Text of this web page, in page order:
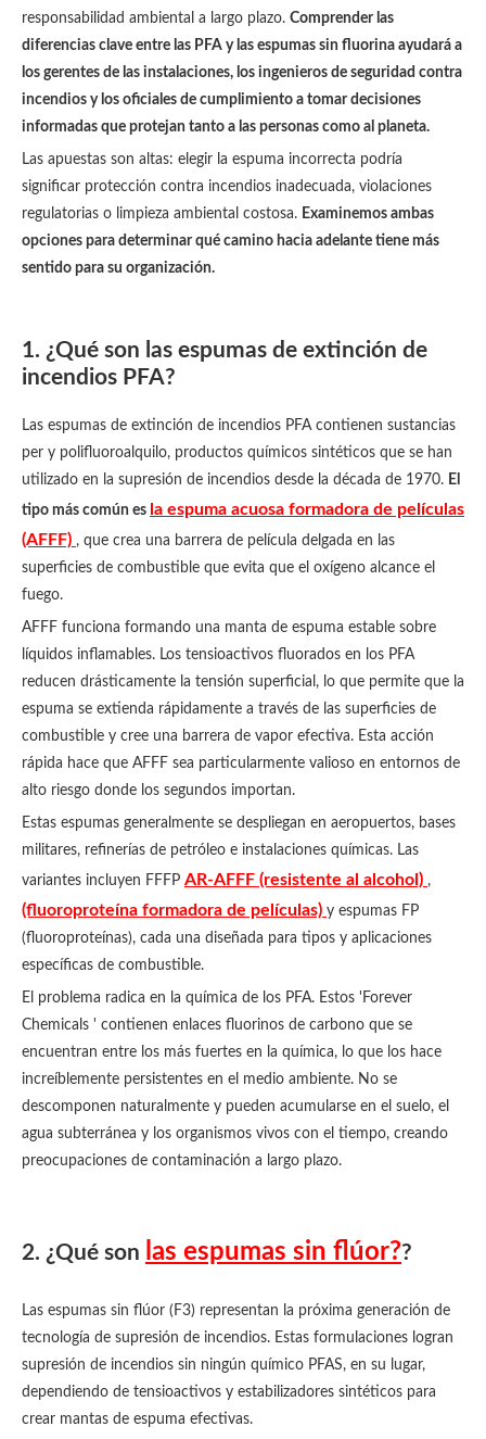
responsabilidad ambiental a largo plazo. Comprender las
diferencias clave entre las PFA y las espumas sin fluorina ayudará a
los gerentes de las instalaciones, los ingenieros de seguridad contra
incendios y los oficiales de cumplimiento a tomar decisiones
informadas que protejan tanto a las personas como al planeta.
Las apuestas son altas: elegir la espuma incorrecta podría
significar protección contra incendios inadecuada, violaciones
regulatorias o limpieza ambiental costosa. Examinemos ambas
opciones para determinar qué camino hacia adelante tiene más
sentido para su organización.
1. ¿Qué son las espumas de extinción de
incendios PFA?
Las espumas de extinción de incendios PFA contienen sustancias
per y polifluoroalquilo, productos químicos sintéticos que se han
utilizado en la supresión de incendios desde la década de 1970. El
tipo más común es la espuma acuosa formadora de películas
(AFFF) , que crea una barrera de película delgada en las
superficies de combustible que evita que el oxígeno alcance el
fuego.
AFFF funciona formando una manta de espuma estable sobre
líquidos inflamables. Los tensioactivos fluorados en los PFA
reducen drásticamente la tensión superficial, lo que permite que la
espuma se extienda rápidamente a través de las superficies de
combustible y cree una barrera de vapor efectiva. Esta acción
rápida hace que AFFF sea particularmente valioso en entornos de
alto riesgo donde los segundos importan.
Estas espumas generalmente se despliegan en aeropuertos, bases
militares, refinerías de petróleo e instalaciones químicas. Las
variantes incluyen FFFP AR-AFFF (resistente al alcohol) ,
(fluoroproteína formadora de películas) y espumas FP
(fluoroproteínas), cada una diseñada para tipos y aplicaciones
específicas de combustible.
El problema radica en la química de los PFA. Estos 'Forever
Chemicals ' contienen enlaces fluorinos de carbono que se
encuentran entre los más fuertes en la química, lo que los hace
increíblemente persistentes en el medio ambiente. No se
descomponen naturalmente y pueden acumularse en el suelo, el
agua subterránea y los organismos vivos con el tiempo, creando
preocupaciones de contaminación a largo plazo.
2. ¿Qué son las espumas sin flúor??
Las espumas sin flúor (F3) representan la próxima generación de
tecnología de supresión de incendios. Estas formulaciones logran
supresión de incendios sin ningún químico PFAS, en su lugar,
dependiendo de tensioactivos y estabilizadores sintéticos para
crear mantas de espuma efectivas.